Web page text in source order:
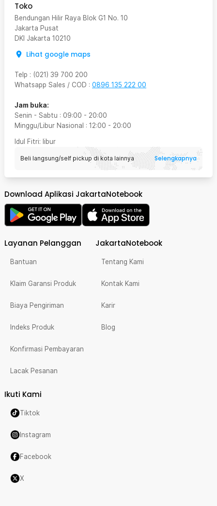
Toko
Bendungan Hilir Raya Blok G1 No. 10
Jakarta Pusat
DKI Jakarta 10210
Lihat google maps
Telp : (021) 39 700 200
Whatsapp Sales / COD : 0896 135 222 00
Jam buka:
Senin - Sabtu : 09:00 - 20:00
Minggu/Libur Nasional : 12:00 - 20:00
Idul Fitri: libur
Beli langsung/self pickup di kota lainnya Selengkapnya
Download Aplikasi JakartaNotebook
Layanan Pelanggan
Bantuan
Klaim Garansi Produk
Biaya Pengiriman
Indeks Produk
Konfirmasi Pembayaran
Lacak Pesanan
JakartaNotebook
Tentang Kami
Kontak Kami
Karir
Blog
Ikuti Kami
Tiktok
Instagram
Facebook
X